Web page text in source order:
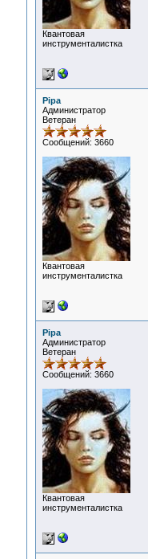
Квантовая
инструменталистка
Pipa
Администратор
Ветеран
Сообщений: 3660
Квантовая
инструменталистка
Pipa
Администратор
Ветеран
Сообщений: 3660
Квантовая
инструменталистка